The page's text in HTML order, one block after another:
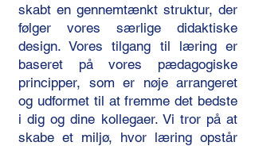
skabt en gennemtænkt struktur, der
følger vores særlige didaktiske
design. Vores tilgang til læring er
baseret på vores pædagogiske
principper, som er nøje arrangeret
og udformet til at fremme det bedste
i dig og dine kollegaer. Vi tror på at
skabe et miljø, hvor læring opstår